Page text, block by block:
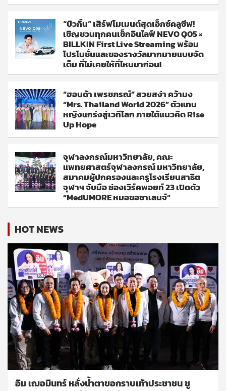
“บิวกิ้น” เสิร์ฟโมเมนต์สุดเอ็กซ์คลูซีฟ!
เชิญชวนทุกคนเช็กอินไลฟ์ NEVO Q05 ×
BILLKIN First Live Streaming พร้อม
โปรโมชั่นและของรางวัลมากมายแบบจัด
เต็ม ที่ไม่เคยให้ที่ไหนมาก่อน!
“ฮอนด้า เพรชภรณ์” สวยสง่า คว้ามง
“Mrs. Thailand World 2026” ตัวแทน
หญิงแกร่งสู่เวทีโลก ภายใต้แนวคิด Rise
Up Hope
จุฬาลงกรณ์มหาวิทยาลัย, คณะ
แพทยศาสตร์จุฬาลงกรณ์ มหาวิทยาลัย,
สมาคมผู้ปกครองและครูโรงเรียนสาธิต
จุฬาฯ จับมือ ช่องเวิร์คพอยท์ 23 เปิดตัว
“MedUMORE หมอขอชาเลนจ์”
HOT NEWS
อิม เฌอมินทร์ หลั่งน้ำตาขอกราบเท้าประชาชน ชู